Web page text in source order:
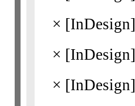
× [InDesign]
× [InDesign]
× [InDesign]